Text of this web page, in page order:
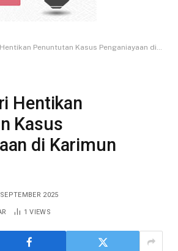
Penuntutan Kasus Penganiayaan di Karimun Melalui RJ
Hentikan
Kasus
di Karimun
2025
1VIEWS